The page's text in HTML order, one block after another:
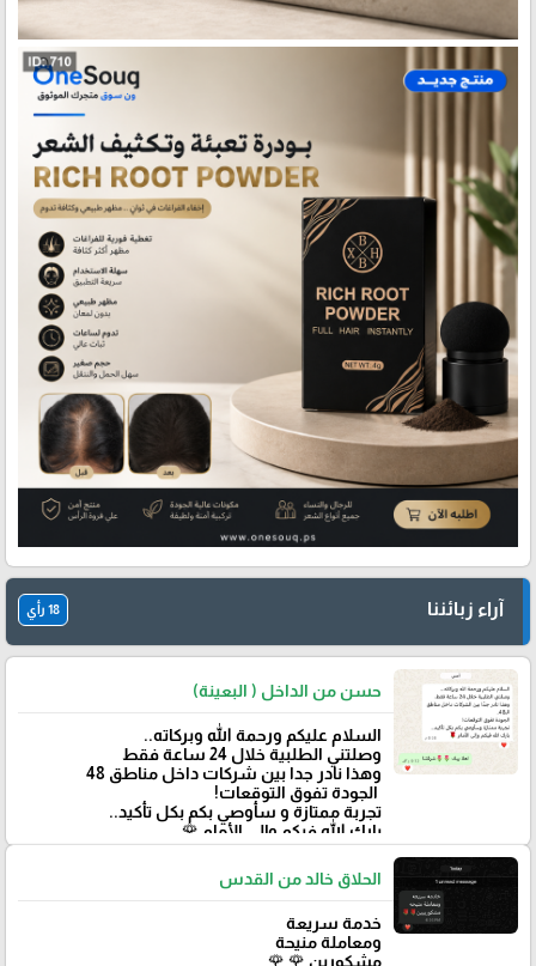
آراء زبائننا 18 رأي
حسن من الداخل ( البعينة)
‏السلام عليكم ورحمة الله وبركاته..
وصلتني الطلبية خلال 24 ساعة فقط
‏وهذا نادر جدا بين شركات داخل مناطق 48
‏ الجودة تفوق التوقعات!
تجربة ممتازة و سأوصي بكم بكل تأكيد..
‏بارك الله فيكم وإلى الأمام 🌹
الحلاق خالد من القدس
خدمة سريعة
ومعاملة منيحة
مشكورين 🌹 🌹